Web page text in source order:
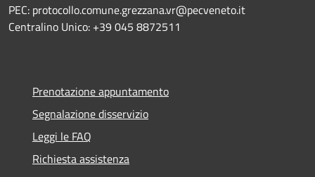
PEC: protocollo.comune.grezzana.vr@pecveneto.it
Centralino Unico: +39 045 8872511
Prenotazione appuntamento
Segnalazione disservizio
Leggi le FAQ
Richiesta assistenza